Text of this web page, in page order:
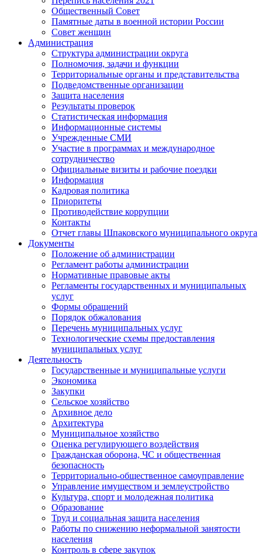
Общественный Совет
Памятные даты в военной истории России
Совет женщин
Администрация
Структура администрации округа
Полномочия, задачи и функции
Территориальные органы и представительства
Подведомственные организации
Защита населения
Результаты проверок
Статистическая информация
Информационные системы
Учрежденные СМИ
Участие в программах и международное
сотрудничество
Официальные визиты и рабочие поездки
Информация
Кадровая политика
Приоритеты
Противодействие коррупции
Контакты
Отчет главы Шпаковского муниципального округа
Документы
Положение об администрации
Регламент работы администрации
Нормативные правовые акты
Регламенты государственных и муниципальных
услуг
Формы обращений
Порядок обжалования
Перечень муниципальных услуг
Технологические схемы предоставления
муниципальных услуг
Деятельность
Государственные и муниципальные услуги
Экономика
Закупки
Сельское хозяйство
Архивное дело
Архитектура
Муниципальное хозяйство
Оценка регулирующего воздействия
Гражданская оборона, ЧС и общественная
безопасность
Территориально-общественное самоуправление
Управление имуществом и землеустройство
Культура, спорт и молодежная политика
Образование
Труд и социальная защита населения
Работы по снижению неформальной занятости
населения
Контроль в сфере закупок